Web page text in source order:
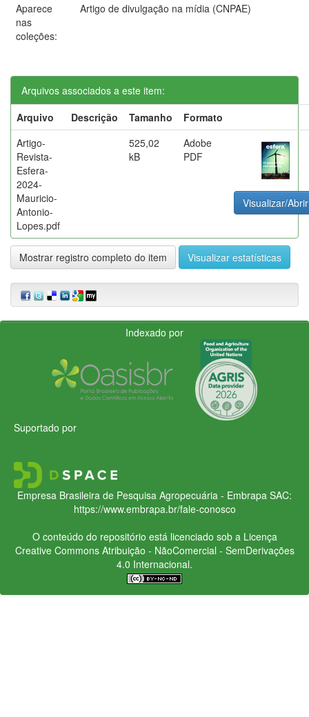
Aparece
nas
coleções:
Artigo de divulgação na mídia (CNPAE)
Arquivos associados a este item:
Arquivo
Descrição Tamanho
Formato
Artigo-
Revista-
Esfera-
2024-
Mauricio-
Antonio-
Lopes.pdf
525,02
kB
Adobe
PDF
Visualizar/Abrir
Mostrar registro completo do item Visualizar estatísticas
Indexado por
Suportado por
Empresa Brasileira de Pesquisa Agropecuária - Embrapa SAC:
https://www.embrapa.br/fale-conosco
O conteúdo do repositório está licenciado sob a Licença
Creative CommonsAtribuição - NãoComercial - SemDerivações
4.0 Internacional.